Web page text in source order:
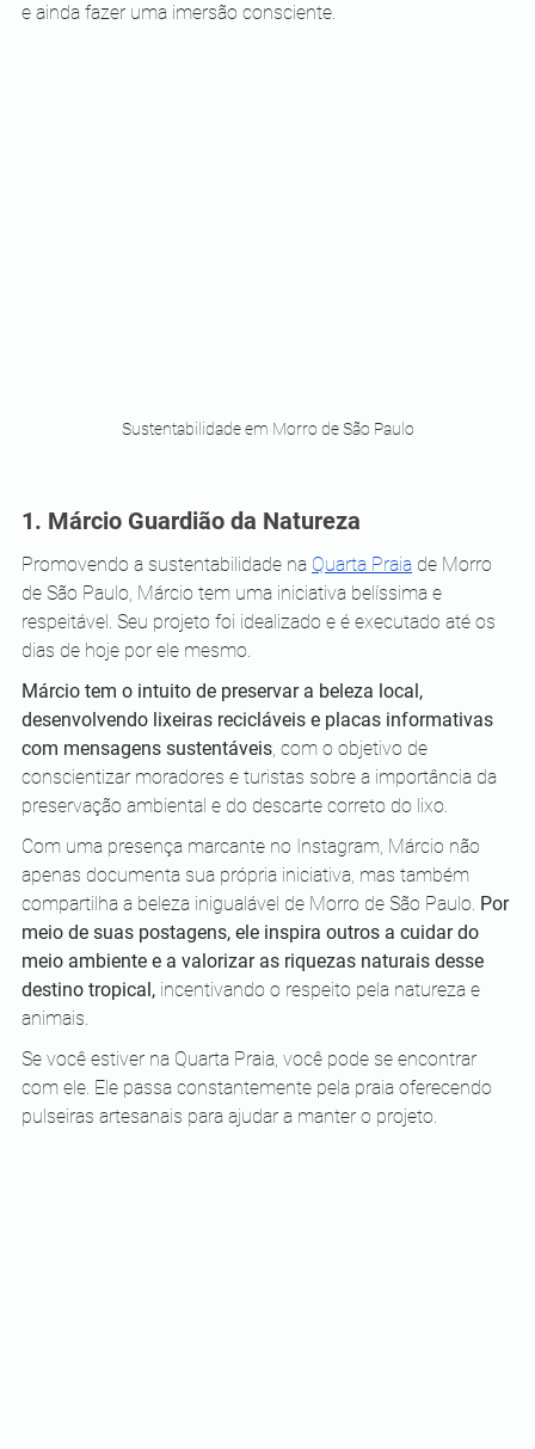
e ainda fazer uma imersão consciente.
Sustentabilidade em Morro de São Paulo
1. Márcio Guardião da Natureza
Promovendo a sustentabilidade na Quarta Praia de Morro
de São Paulo, Márcio tem uma iniciativa belíssima e
respeitável. Seu projeto foi idealizado e é executado até os
dias de hoje por ele mesmo.
Márcio tem o intuito de preservar a beleza local,
desenvolvendo lixeiras recicláveis e placas informativas
com mensagens sustentáveis, com o objetivo de
conscientizar moradores e turistas sobre a importância da
preservação ambiental e do descarte correto do lixo.
Com uma presença marcante no Instagram, Márcio não
apenas documenta sua própria iniciativa, mas também
compartilha a beleza inigualável de Morro de São Paulo. Por
meio de suas postagens, ele inspira outros a cuidar do
meio ambiente e a valorizar as riquezas naturais desse
destino tropical, incentivando o respeito pela natureza e
animais.
Se você estiver na Quarta Praia, você pode se encontrar
com ele. Ele passa constantemente pela praia oferecendo
pulseiras artesanais para ajudar a manter o projeto.